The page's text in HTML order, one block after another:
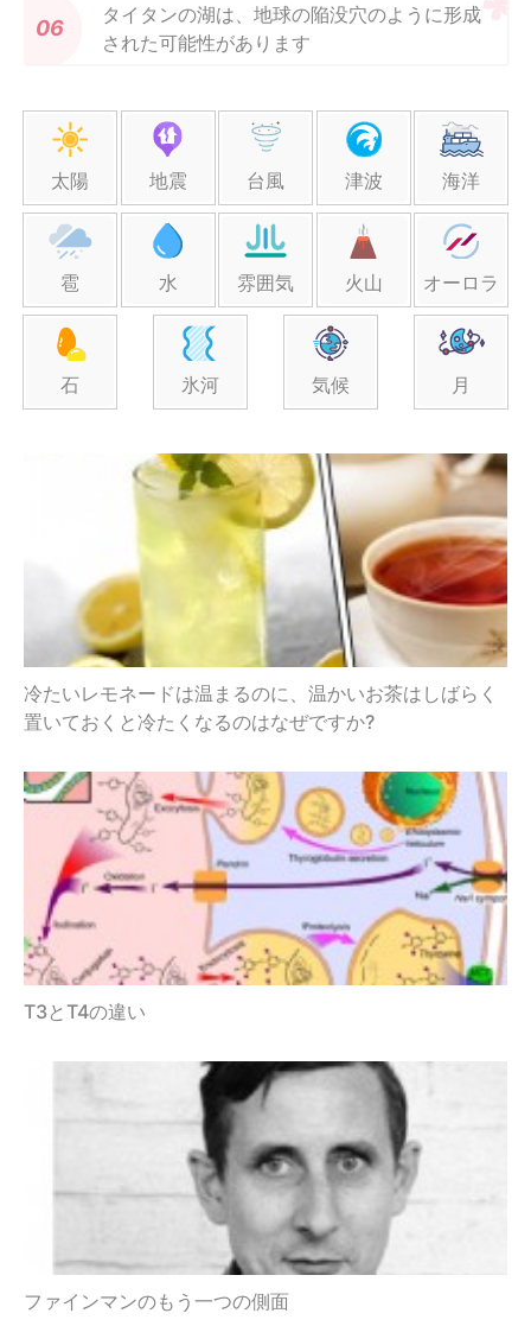
タイタンの湖は、地球の陥没穴のように形成
された可能性があります
太陽 地震 台風 津波 海洋
雹 水 雰囲気 火山 オーロラ
石 氷河 気候 月
冷たいレモネードは温まるのに、温かいお茶はしばらく
置いておくと冷たくなるのはなぜですか?
T3とT4の違い
ファインマンのもう一つの側面